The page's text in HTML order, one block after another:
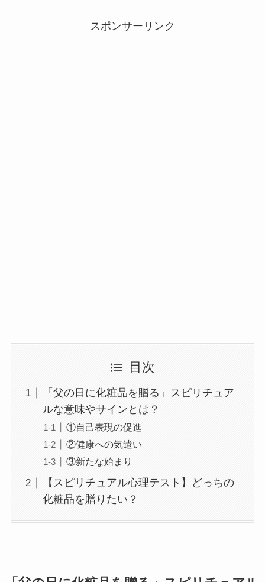
スポンサーリンク
目次
「父の日に化粧品を贈る」スピリチュア
ルな意味やサインとは？
①自己表現の促進
②健康への気遣い
③新たな始まり
【スピリチュアル心理テスト】どっちの
化粧品を贈りたい？